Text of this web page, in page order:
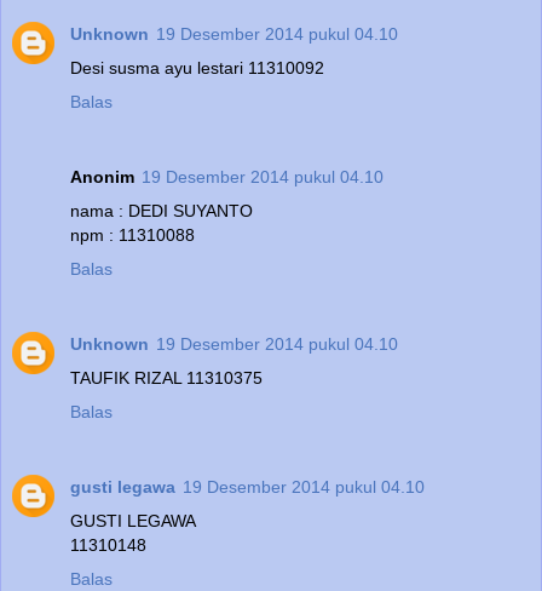
Unknown 19 Desember 2014 pukul 04.10
Desi susma ayu lestari 11310092
Balas
Anonim 19 Desember 2014 pukul 04.10
nama : DEDI SUYANTO
npm : 11310088
Balas
Unknown 19 Desember 2014 pukul 04.10
TAUFIK RIZAL 11310375
Balas
gusti legawa 19 Desember 2014 pukul 04.10
GUSTI LEGAWA
11310148
Balas